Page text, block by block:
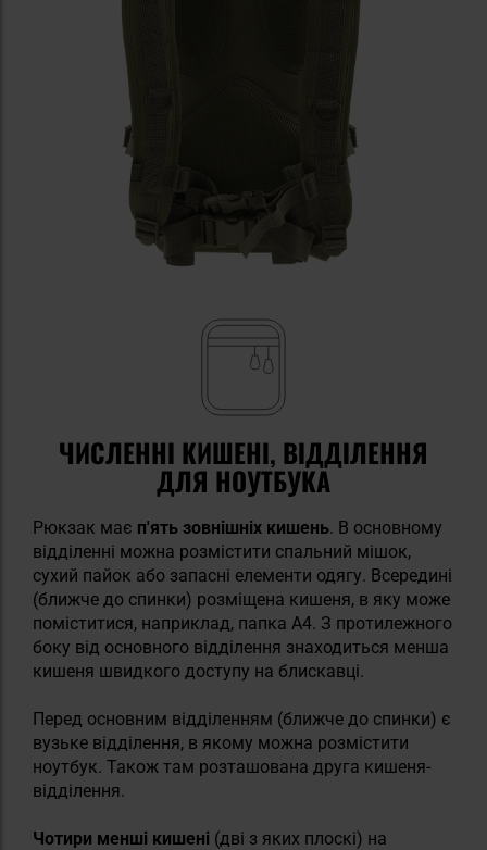
ЧИСЛЕННІ КИШЕНІ, ВІДДІЛЕННЯ
ДЛЯ НОУТБУКА
Рюкзак має п'ять зовнішніх кишень. В основному
відділенні можна розмістити спальний мішок,
cухий пайок або запасні елементи одягу. Всередині
(ближче до спинки) розміщена кишеня, в яку може
поміститися, наприклад, папка А4. З протилежного
боку від основного відділення знаходиться менша
кишеня швидкого доступу на блискавці.
Перед основним відділенням (ближче до спинки) є
вузьке відділення, в якому можна розмістити
ноутбук. Також там розташована друга кишеня-
відділення.
Чотири менші кишені (дві з яких плоскі) на